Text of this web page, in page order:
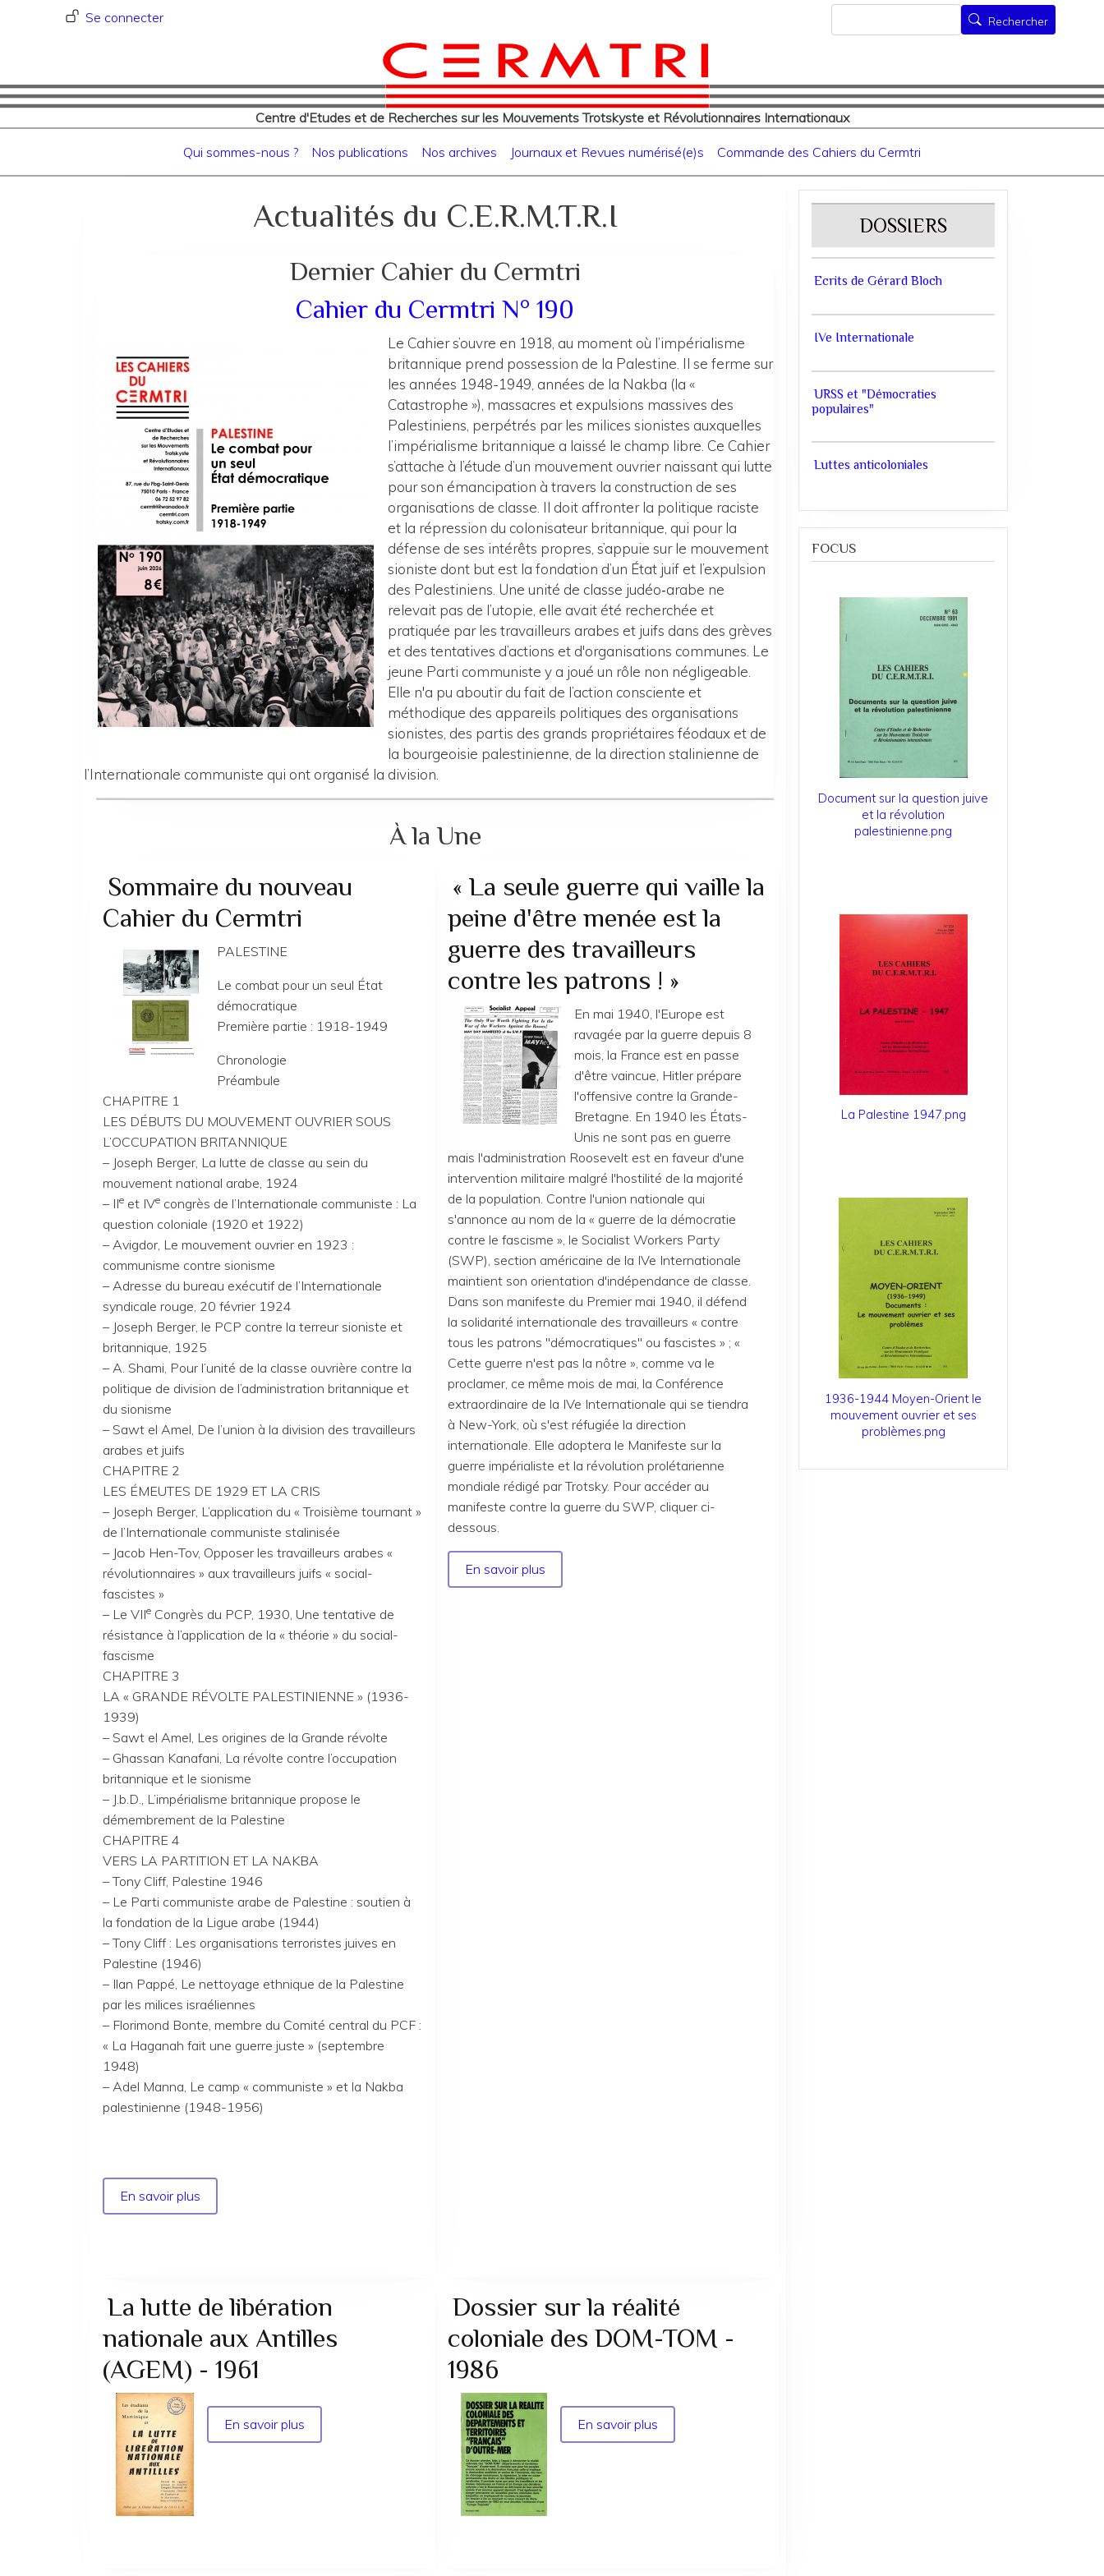
contenu
principal
Menu du compte de l'utilisateur
Se connecter
Centre d'Etudes et de Recherches sur les Mouvements Trotskyste et Révolutionnaires Internationaux
Rechercher
Rechercher
Navigation principale
Qui sommes-nous ? Nos publications Nos archives Journaux et Revues numérisé(e)s Commande des Cahiers du Cermtri
Actualités du C.E.R.M.T.R.I
Dernier Cahier du Cermtri
Cahier du Cermtri N° 190
Le Cahier s’ouvre en 1918, au moment où l’impérialisme
britannique prend possession de la Palestine. Il se ferme sur
les années 1948-1949, années de la Nakba (la «
Catastrophe »), massacres et expulsions massives des
Palestiniens, perpétrés par les milices sionistes auxquelles
l’impérialisme britannique a laissé le champ libre. Ce Cahier
s’attache à l’étude d’un mouvement ouvrier naissant qui lutte
pour son émancipation à travers la construction de ses
organisations de classe. Il doit affronter la politique raciste
et la répression du colonisateur britannique, qui pour la
défense de ses intérêts propres, s’appuie sur le mouvement
sioniste dont but est la fondation d’un État juif et l’expulsion
des Palestiniens. Une unité de classe judéo‐arabe ne
relevait pas de l’utopie, elle avait été recherchée et
pratiquée par les travailleurs arabes et juifs dans des grèves
et des tentatives d’actions et d'organisations communes. Le
jeune Parti communiste y a joué un rôle non négligeable.
Elle n'a pu aboutir du fait de l’action consciente et
méthodique des appareils politiques des organisations
sionistes, des partis des grands propriétaires féodaux et de
la bourgeoisie palestinienne, de la direction stalinienne de
l’Internationale communiste qui ont organisé la division.
À la Une
Sommaire du nouveau
Cahier du Cermtri
PALESTINE
Le combat pour un seul État
démocratique
Première partie : 1918-1949
Chronologie
Préambule
CHAPITRE 1
LES DÉBUTS DU MOUVEMENT OUVRIER SOUS
L’OCCUPATION BRITANNIQUE
– Joseph Berger, La lutte de classe au sein du
mouvement national arabe, 1924
– IIe et IVe congrès de l’Internationale communiste : La
question coloniale (1920 et 1922)
– Avigdor, Le mouvement ouvrier en 1923 :
communisme contre sionisme
– Adresse du bureau exécutif de l’Internationale
syndicale rouge, 20 février 1924
– Joseph Berger, le PCP contre la terreur sioniste et
britannique, 1925
– A. Shami, Pour l’unité de la classe ouvrière contre la
politique de division de l’administration britannique et
du sionisme
– Sawt el Amel, De l’union à la division des travailleurs
arabes et juifs
CHAPITRE 2
LES ÉMEUTES DE 1929 ET LA CRIS
– Joseph Berger, L’application du « Troisième tournant »
de l’Internationale communiste stalinisée
– Jacob Hen-Tov, Opposer les travailleurs arabes «
révolutionnaires » aux travailleurs juifs « social-
fascistes »
– Le VIIe Congrès du PCP, 1930, Une tentative de
résistance à l’application de la « théorie » du social-
fascisme
CHAPITRE 3
LA « GRANDE RÉVOLTE PALESTINIENNE » (1936-
1939)
– Sawt el Amel, Les origines de la Grande révolte
– Ghassan Kanafani, La révolte contre l’occupation
britannique et le sionisme
– J.b.D., L’impérialisme britannique propose le
démembrement de la Palestine
CHAPITRE 4
VERS LA PARTITION ET LA NAKBA
– Tony Cliff, Palestine 1946
– Le Parti communiste arabe de Palestine : soutien à
la fondation de la Ligue arabe (1944)
– Tony Cliff : Les organisations terroristes juives en
Palestine (1946)
– Ilan Pappé, Le nettoyage ethnique de la Palestine
par les milices israéliennes
– Florimond Bonte, membre du Comité central du PCF :
« La Haganah fait une guerre juste » (septembre
1948)
– Adel Manna, Le camp « communiste » et la Nakba
palestinienne (1948-1956)
En savoir plus
Sommaire
du
Cermtri
« La seule guerre qui vaille la
peine d'être menée est la
guerre des travailleurs
contre les patrons ! »
En mai 1940, l'Europe est
ravagée par la guerre depuis 8
mois, la France est en passe
d'être vaincue, Hitler prépare
l'offensive contre la Grande-
Bretagne. En 1940 les États-
Unis ne sont pas en guerre
mais l'administration Roosevelt est en faveur d'une
intervention militaire malgré l'hostilité de la majorité
de la population. Contre l'union nationale qui
s'annonce au nom de la « guerre de la démocratie
contre le fascisme », le Socialist Workers Party
(SWP), section américaine de la IVe Internationale
maintient son orientation d'indépendance de classe.
Dans son manifeste du Premier mai 1940, il défend
la solidarité internationale des travailleurs « contre
tous les patrons "démocratiques" ou fascistes » ; «
Cette guerre n'est pas la nôtre », comme va le
proclamer, ce même mois de mai, la Conférence
extraordinaire de la IVe Internationale qui se tiendra
à New-York, où s'est réfugiée la direction
internationale. Elle adoptera le Manifeste sur la
guerre impérialiste et la révolution prolétarienne
mondiale rédigé par Trotsky. Pour accéder au
manifeste contre la guerre du SWP, cliquer ci-
dessous.
En savoir plus
«
La lutte de libération
nationale aux Antilles
(AGEM) - 1961
En savoir plus
La
Dossier sur la réalité
coloniale des DOM-TOM -
1986
En savoir plus
Dossier
DOSSIERS
Ecrits de Gérard Bloch
IVe Internationale
URSS et "Démocraties
populaires"
Luttes anticoloniales
FOCUS
Document sur la question juive
et la révolution
palestinienne.png
La Palestine 1947.png
1936-1944 Moyen-Orient le
mouvement ouvrier et ses
problèmes.png